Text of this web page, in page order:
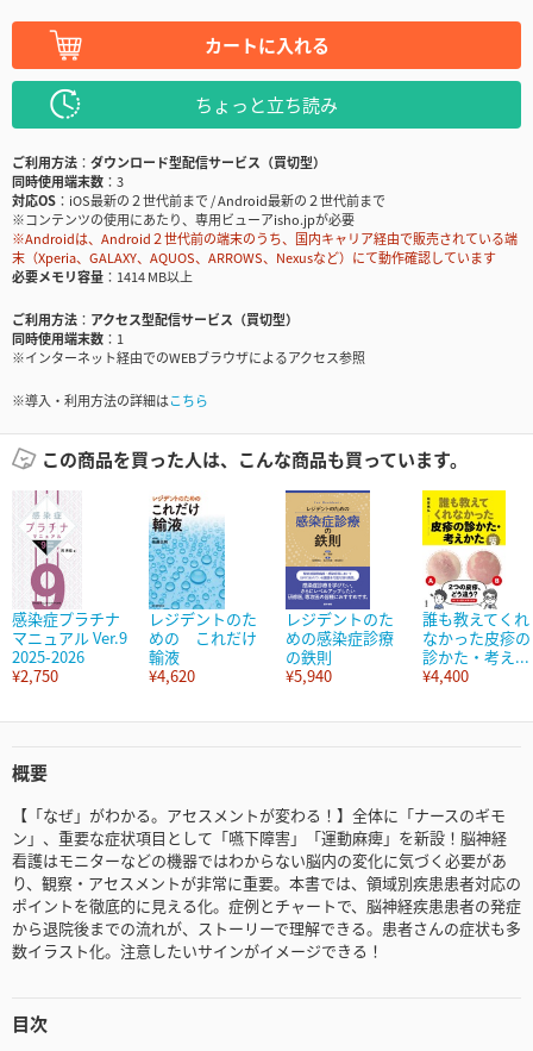
カートに入れる
ちょっと立ち読み
ご利用方法
ダウンロード型配信サービス（買切型）
同時使用端末数
3
対応OS
iOS最新の２世代前まで / Android最新の２世代前まで
※コンテンツの使用にあたり、専用ビューアisho.jpが必要
※Androidは、Android２世代前の端末のうち、国内キャリア経由で販売されている端
末（Xperia、GALAXY、AQUOS、ARROWS、Nexusなど）にて動作確認しています
必要メモリ容量
1414 MB以上
ご利用方法
アクセス型配信サービス（買切型）
同時使用端末数
1
※インターネット経由でのWEBブラウザによるアクセス参照
※導入・利用方法の詳細はこちら
この商品を買った人は、こんな商品も買っています。
感染症プラチナ
マニュアル Ver.9
2025-2026
¥2,750
レジデントのた
めの これだけ
輸液
¥4,620
レジデントのた
めの感染症診療
の鉄則
¥5,940
誰も教えてくれ
なかった皮疹の
診かた・考え...
¥4,400
概要
【「なぜ」がわかる。アセスメントが変わる！】全体に「ナースのギモ
ン」、重要な症状項目として「嚥下障害」「運動麻痺」を新設！脳神経
看護はモニターなどの機器ではわからない脳内の変化に気づく必要があ
り、観察・アセスメントが非常に重要。本書では、領域別疾患患者対応の
ポイントを徹底的に見える化。症例とチャートで、脳神経疾患患者の発症
から退院後までの流れが、ストーリーで理解できる。患者さんの症状も多
数イラスト化。注意したいサインがイメージできる！
目次